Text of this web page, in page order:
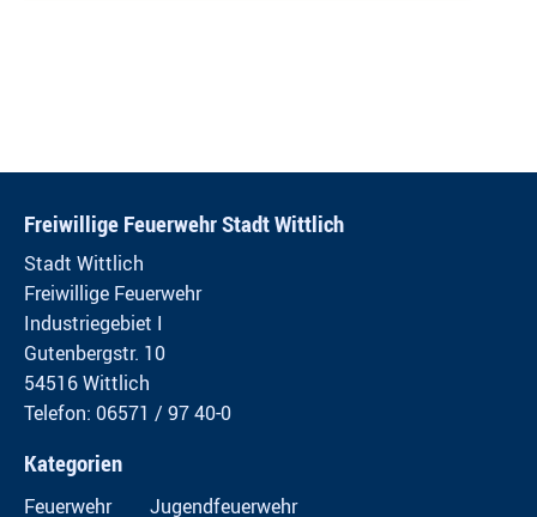
Freiwillige Feuerwehr Stadt Wittlich
Stadt Wittlich
Freiwillige Feuerwehr
Industriegebiet I
Gutenbergstr. 10
54516 Wittlich
Telefon: 06571 / 97 40-0
Kategorien
Feuerwehr Jugendfeuerwehr